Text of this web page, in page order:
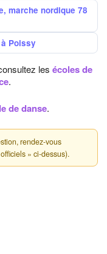
marche nordique 78
Poissy
les écoles de
.
de danse.
rendez-vous
» ci-dessus).